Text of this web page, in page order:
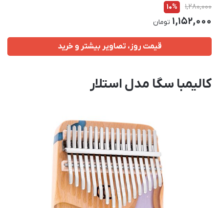
1,280,000
10%
1,152,000 تومان
قیمت روز، تصاویر بیشتر و خرید
کالیمبا سگا مدل استلار